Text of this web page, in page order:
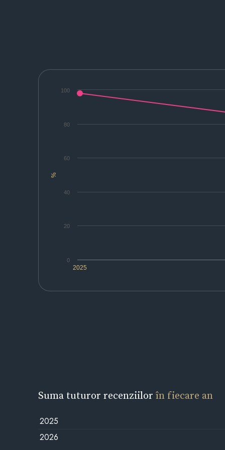
%
2025
0
20
40
60
80
100
Suma tuturor recenziilorîn fiecare an
2025
2026